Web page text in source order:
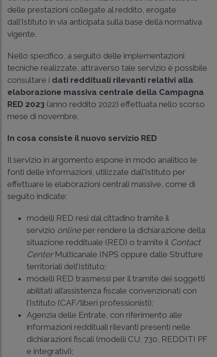
delle prestazioni collegate al reddito, erogate
dall’Istituto in via anticipata sulla base della normativa
vigente.
Nello specifico, a seguito delle implementazioni
tecniche realizzate, attraverso tale servizio è possibile
consultare i dati reddituali rilevanti relativi alla
elaborazione massiva centrale della Campagna
RED 2023 (anno reddito 2022) effettuata nello scorso
mese di novembre.
In cosa consiste il nuovo servizio RED
Il servizio in argomento espone in modo analitico le
fonti delle informazioni, utilizzate dall’Istituto per
effettuare le elaborazioni centrali massive, come di
seguito indicate:
modelli RED resi dal cittadino tramite il
servizio onlineper rendere la dichiarazione della
situazione reddituale (RED) o tramite il Contact
Center Multicanale INPS oppure dalle Strutture
territoriali dell’Istituto;
modelli RED trasmessi per il tramite dei soggetti
abilitati all’assistenza fiscale convenzionati con
l’Istituto (CAF/liberi professionisti);
Agenzia delle Entrate, con riferimento alle
informazioni reddituali rilevanti presenti nelle
dichiarazioni fiscali (modelli CU, 730, REDDITI PF
e integrativi);